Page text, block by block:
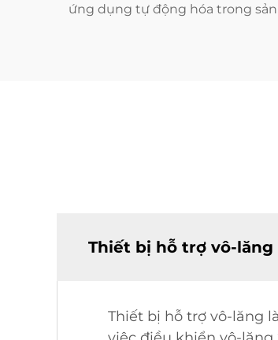
ứng dụng tự động hóa trong
Thiết bị hỗ trợ vô-lăng
Thiết bị hỗ trợ vô-lăng